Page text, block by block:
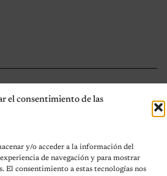
el consentimiento de las
y/o acceder a la información del
de navegación y para mostrar
El consentimiento a estas tecnologías nos
de privacidad